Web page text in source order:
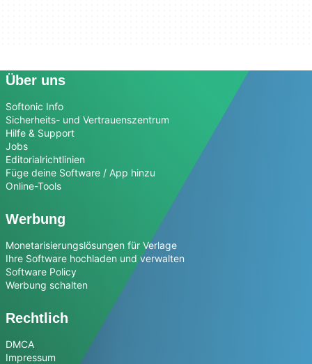
Über uns
Softonic Info
Sicherheits- und Vertrauenszentrum
Hilfe & Support
Jobs
Editorialrichtlinien
Füge deine Software / App hinzu
Online-Tools
Werbung
Monetarisierungslösungen für Verlage
Ihre Software hochladen und verwalten
Software Policy
Werbung schalten
Rechtlich
DMCA
Impressum